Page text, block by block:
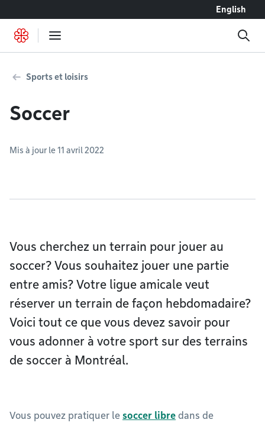
English
Sports et loisirs
Soccer
Mis à jour le 11 avril 2022
Vous cherchez un terrain pour jouer au
soccer? Vous souhaitez jouer une partie
entre amis? Votre ligue amicale veut
réserver un terrain de façon hebdomadaire?
Voici tout ce que vous devez savoir pour
vous adonner à votre sport sur des terrains
de soccer à Montréal.
Vous pouvez pratiquer le soccer libre dans de